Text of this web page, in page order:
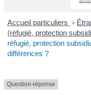
Accueil particuliers >
(réfugié, protection
réfugié, protection
différences ?
Question-réponse